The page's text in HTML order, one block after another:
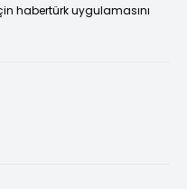
habertürk uygulamasını